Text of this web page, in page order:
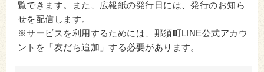
覧できます。また、広報紙の発行日には、発行のお知ら
せを配信します。
※サービスを利用するためには、那須町LINE公式アカウ
ントを「友だち追加」する必要があります。